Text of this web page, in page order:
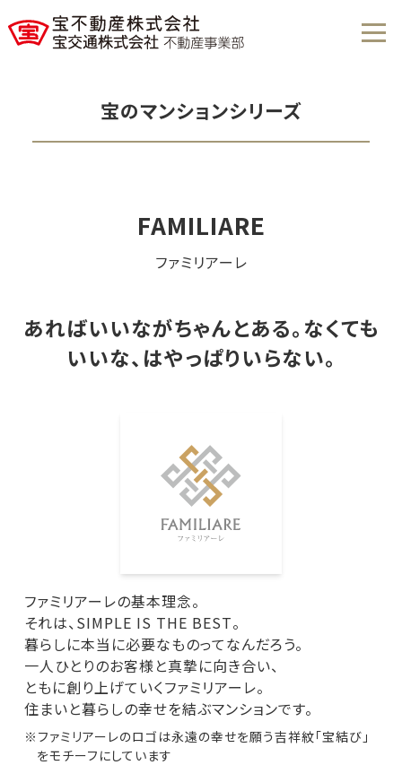
宝のマンションシリーズ
FAMILIARE
ファミリアーレ
あればいいながちゃんとある。なくても
いいな、はやっぱりいらない。
ファミリアーレの基本理念。
それは、SIMPLE IS THE BEST。
暮らしに本当に必要なものってなんだろう。
一人ひとりのお客様と真摯に向き合い、
ともに創り上げていくファミリアーレ。
住まいと暮らしの幸せを結ぶマンションです。
※ファミリアーレのロゴは永遠の幸せを願う吉祥紋「宝結び」
をモチーフにしています